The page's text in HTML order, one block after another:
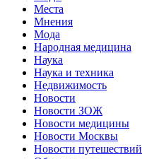
Места
Мнения
Мода
Народная медицина
Наука
Наука и техника
Недвижимость
Новости
Новости ЗОЖ
Новости медицины
Новости Москвы
Новости путешествий